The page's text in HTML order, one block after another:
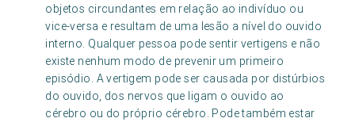
objetos circundantes em relação ao indivíduo ou
vice-versa e resultam de uma lesão a nível do ouvido
interno. Qualquer pessoa pode sentir vertigens e não
existe nenhum modo de prevenir um primeiro
episódio. A vertigem pode ser causada por distúrbios
do ouvido, dos nervos que ligam o ouvido ao
cérebro ou do próprio cérebro. Pode também estar